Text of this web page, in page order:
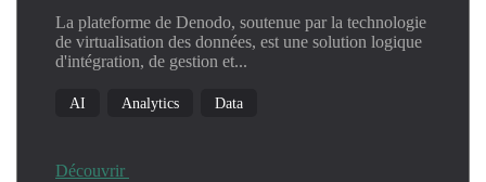
La plateforme de Denodo, soutenue par la technologie
de virtualisation des données, est une solution logique
d'intégration, de gestion et...
AI Analytics Data
Découvrir